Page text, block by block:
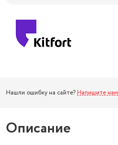
Нашли ошибку на сайте? Напишите нам
Описание